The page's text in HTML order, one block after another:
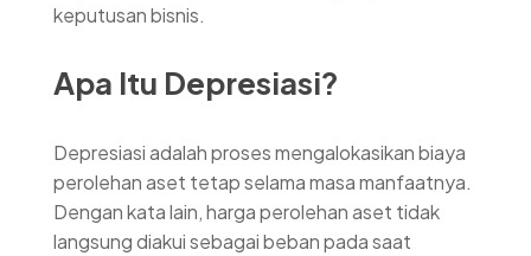
keputusan bisnis.
Apa Itu Depresiasi?
Depresiasi adalah proses mengalokasikan biaya
perolehan aset tetap selama masa manfaatnya.
Dengan kata lain, harga perolehan aset tidak
langsung diakui sebagai beban pada saat